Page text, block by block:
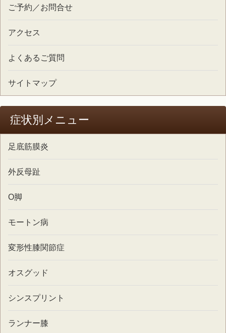
ご予約／お問合せ
アクセス
よくあるご質問
サイトマップ
症状別メニュー
足底筋膜炎
外反母趾
O脚
モートン病
変形性膝関節症
オスグッド
シンスプリント
ランナー膝